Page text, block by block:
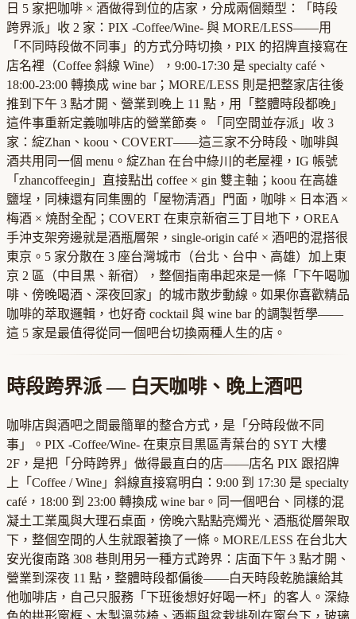
日 5 家把咖啡 × 酒做得到位的店家，分成兩個類型：「時段
跨界派」收 2 家：PIX -Coffee/Wine- 與 MORE/LESS——用
「不同時段做不同事」的方式分時切換，PIX 的招牌直接寫在
店名裡（Coffee 斜線 Wine），9:00-17:30 是 specialty café、
18:00-23:00 轉換成 wine bar；MORE/LESS 則是把整家店往後
推到下午 3 點才開、營業到晚上 11 點，用「整體時段都晚」
這件事重新定義咖啡店的營業節奏。「同空間並存派」收 3
家：綻Zhan、koou、COVERT——這三家不分時段、咖啡與
酒共用同一個 menu。綻Zhan 在台中綠川的老屋裡，IG 帳號
「zhancoffeegin」直接點出 coffee × gin 雙主軸；koou 在高雄
鹽埕，同棟還有同集團的「屋物清酒」門面，咖啡 × 日本酒 ×
梅酒 × 燒酎全配；COVERT 在東京新宿三丁目地下，OREA
手沖支架旁邊就是酒瓶層架，single-origin café × 酒吧的混搭很
東京。5 家分散在 3 座台灣城市（台北、台中、高雄）加上東
京 2 區（中目黒、新宿），整個指南串起來是一條「下午喝咖
啡、傍晚喝酒、深夜回家」的城市散步動線。如果你喜歡精品
咖啡的萃取邏輯，也好奇 cocktail 與 wine bar 的調製哲學——
這 5 家是最值得從同一個吧台切換兩種人生的店。
時段跨界派 — 白天咖啡、晚上酒吧
咖啡店與酒吧之間最簡單的整合方式，是「分時段做不同
事」。PIX -Coffee/Wine- 在東京目黒區青葉台的 SYT 大樓
2F，是把「分時跨界」做得最直白的店——店名 PIX 跟招牌
上「Coffee / Wine」斜線直接寫明白：9:00 到 17:30 是 specialty
café，18:00 到 23:00 轉換成 wine bar。同一個吧台、同樣的混
凝土工業風與大理石桌面，傍晚六點點亮燭光、酒瓶從層架取
下，整個空間的人生就跟著換了一條。MORE/LESS 在台北大
安光復南路 308 巷則用另一種方式跨界：店面下午 3 點才開、
營業到深夜 11 點，整體時段都偏後——白天時段乾脆讓給其
他咖啡店，自己只服務「下班後想好好喝一杯」的客人。深綠
色的拱形窗框、木製溫莎椅、酒瓶與盆栽排列在窗台下，玻璃